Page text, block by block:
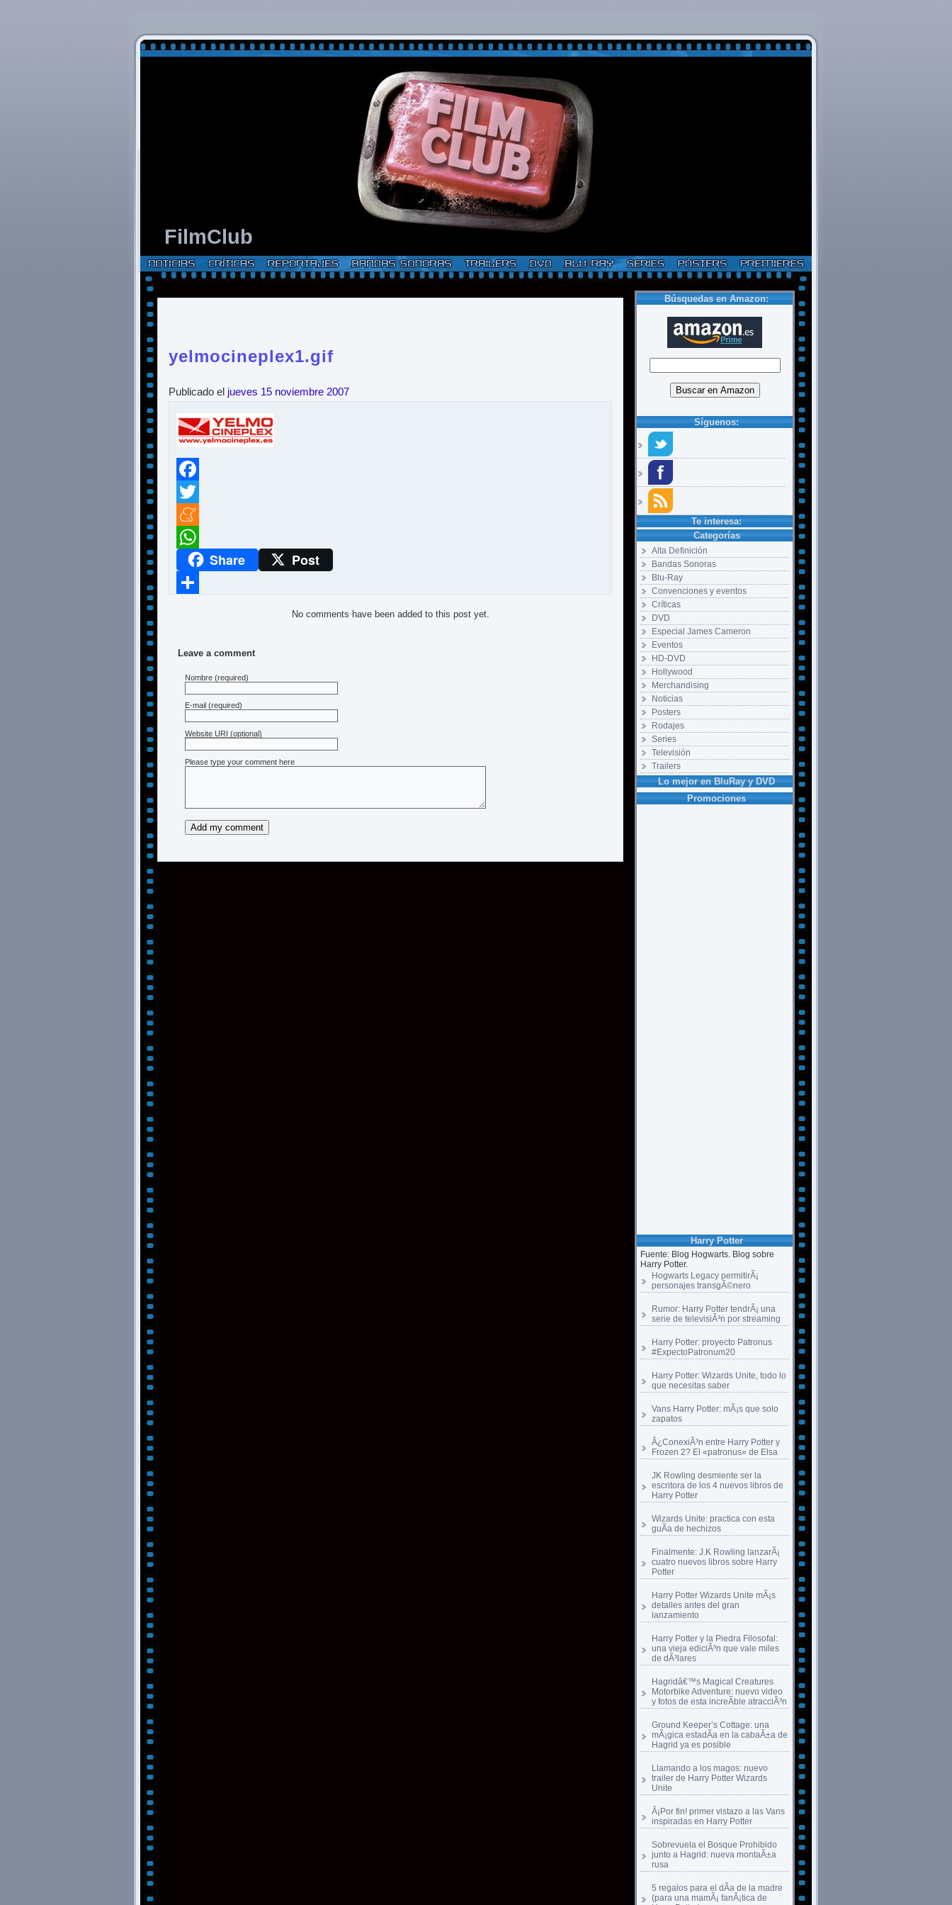
FilmClub
Búsquedas en Amazon:
Síguenos:
Te interesa:
Categorías
Alta Definición
Bandas Sonoras
Blu-Ray
Convenciones y eventos
Críticas
DVD
Especial James Cameron
Eventos
HD-DVD
Hollywood
Merchandising
Noticias
Posters
Rodajes
Series
Televisión
Trailers
Lo mejor en BluRay y DVD
Promociones
Harry Potter
Fuente: Blog Hogwarts. Blog sobre
Harry Potter.
Hogwarts Legacy permitirÃ¡
personajes transgÃ©nero
Rumor: Harry Potter tendrÃ¡ una
serie de televisiÃ³n por streaming
Harry Potter: proyecto Patronus
#ExpectoPatronum20
Harry Potter: Wizards Unite, todo lo
que necesitas saber
Vans Harry Potter: mÃ¡s que solo
zapatos
Â¿ConexiÃ³n entre Harry Potter y
Frozen 2? El «patronus» de Elsa
JK Rowling desmiente ser la
escritora de los 4 nuevos libros de
Harry Potter
Wizards Unite: practica con esta
guÃ­a de hechizos
Finalmente: J.K Rowling lanzarÃ¡
cuatro nuevos libros sobre Harry
Potter
Harry Potter Wizards Unite mÃ¡s
detalles antes del gran
lanzamiento
Harry Potter y la Piedra Filosofal:
una vieja ediciÃ³n que vale miles
de dÃ³lares
Hagridâ€™s Magical Creatures
Motorbike Adventure: nuevo video
y fotos de esta increÃ­ble atracciÃ³n
Ground Keeper’s Cottage: una
mÃ¡gica estadÃ­a en la cabaÃ±a de
Hagrid ya es posible
Llamando a los magos: nuevo
trailer de Harry Potter Wizards
Unite
Â¡Por fin! primer vistazo a las Vans
inspiradas en Harry Potter
Sobrevuela el Bosque Prohibido
junto a Hagrid: nueva montaÃ±a
rusa
5 regalos para el dÃ­a de la madre
(para una mamÃ¡ fanÃ¡tica de
yelmocineplex1.gif
Publicado el jueves 15 noviembre 2007
Facebook
Twitter
Meneame
WhatsAppShare Post
No comments have been added to this post yet.
Leave a comment
Nombre (required)
E-mail (required)
Website URI (optional)
Please type your comment here